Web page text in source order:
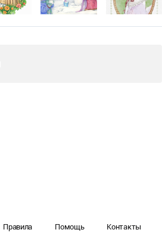
Правила Помощь Контакты